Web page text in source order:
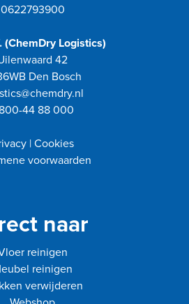
0622793900
(ChemDry Logistics)
42
Den Bosch
44 88 000
| Cookies
voorwaarden
naar
reinigen
reinigen
verwijderen